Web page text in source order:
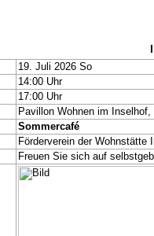
19. Juli 2026 So
14:00 Uhr
17:00 Uhr
Pavillon Wohnen im
Sommercafé
Förderverein der Wohnstätte
Freuen Sie sich auf